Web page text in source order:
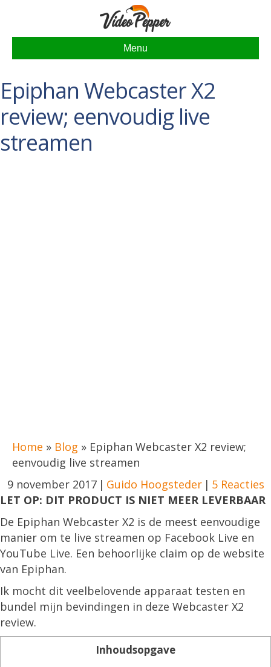
Menu
Epiphan Webcaster X2
review; eenvoudig live
streamen
Home » Blog » Epiphan Webcaster X2 review;
eenvoudig live streamen
9 november 2017 | Guido Hoogsteder | 5 Reacties
LET OP: DIT PRODUCT IS NIET MEER LEVERBAAR
De Epiphan Webcaster X2 is de meest eenvoudige
manier om te live streamen op Facebook Live en
YouTube Live. Een behoorlijke claim op de website
van Epiphan.
Ik mocht dit veelbelovende apparaat testen en
bundel mijn bevindingen in deze Webcaster X2
review.
Inhoudsopgave